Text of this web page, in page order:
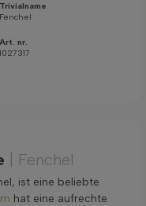
Trivialname
Fenchel
Art. nr.
1027317
| Fenchel
ist eine beliebte
hat eine aufrechte